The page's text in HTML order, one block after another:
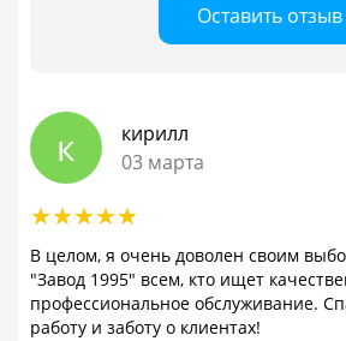
Оставить отзыв
к
кирилл
03 марта
В целом, я очень доволен своим
"Завод 1995" всем, кто ищет
профессиональное обслуживание.
работу и заботу о клиентах!